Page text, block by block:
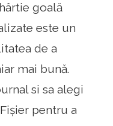
goală
este un
de a
mai bună.
si sa alegi
pentru a